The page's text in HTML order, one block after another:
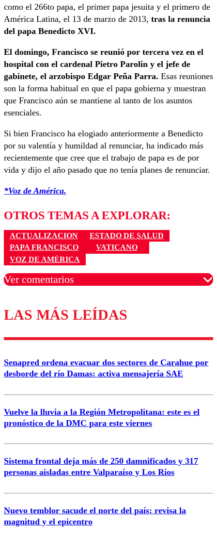
como el 266to papa, el primer papa jesuita y el primero de
América Latina, el 13 de marzo de 2013, tras la renuncia
del papa Benedicto XVI.
El domingo, Francisco se reunió por tercera vez en el
hospital con el cardenal Pietro Parolin y el jefe de
gabinete, el arzobispo Edgar Peña Parra. Esas reuniones
son la forma habitual en que el papa gobierna y muestran
que Francisco aún se mantiene al tanto de los asuntos
esenciales.
Si bien Francisco ha elogiado anteriormente a Benedicto
por su valentía y humildad al renunciar, ha indicado más
recientemente que cree que el trabajo de papa es de por
vida y dijo el año pasado que no tenía planes de renunciar.
*Voz de América.
OTROS TEMAS A EXPLORAR:
ACTUALIZACION
ESTADO DE SALUD
PAPA FRANCISCO
VATICANO
VOZ DE AMÉRICA
Ver comentarios
Los comentarios son moderados para garantizar un
diálogo respetuoso.
Correo
Enviar comentario
LAS MÁS LEÍDAS
Senapred ordena evacuar dos sectores de Carahue por
desborde del río Damas: activa mensajería SAE
Vuelve la lluvia a la Región Metropolitana: este es el
pronóstico de la DMC para este viernes
Sistema frontal deja más de 250 damnificados y 317
personas aisladas entre Valparaíso y Los Ríos
Nuevo temblor sacude el norte del país: revisa la
magnitud y el epicentro